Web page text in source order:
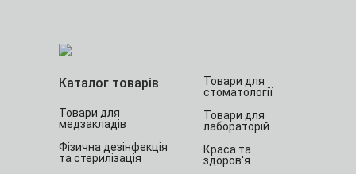
Каталог товарів
Товари для
медзакладів
Фізична дезінфекція
та стерилізація
Товари для
стоматології
Товари для
лабораторій
Краса та
здоров'я